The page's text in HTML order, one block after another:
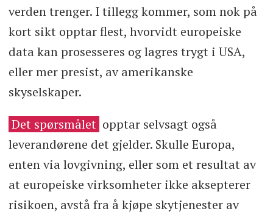
verden trenger. I tillegg kommer, som nok på
kort sikt opptar flest, hvorvidt europeiske
data kan prosesseres og lagres trygt i USA,
eller mer presist, av amerikanske
skyselskaper.
Det spørsmålet opptar selvsagt også
leverandørene det gjelder. Skulle Europa,
enten via lovgivning, eller som et resultat av
at europeiske virksomheter ikke aksepterer
risikoen, avstå fra å kjøpe skytjenester av